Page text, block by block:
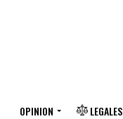
OPINION LEGALES